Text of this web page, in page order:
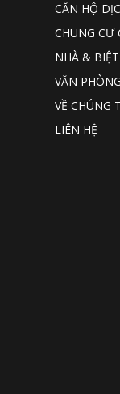
CĂN HỘ
CHUNG CƯ
NHÀ &
VĂN
VỀ CHÚNG
LIÊN HỆ